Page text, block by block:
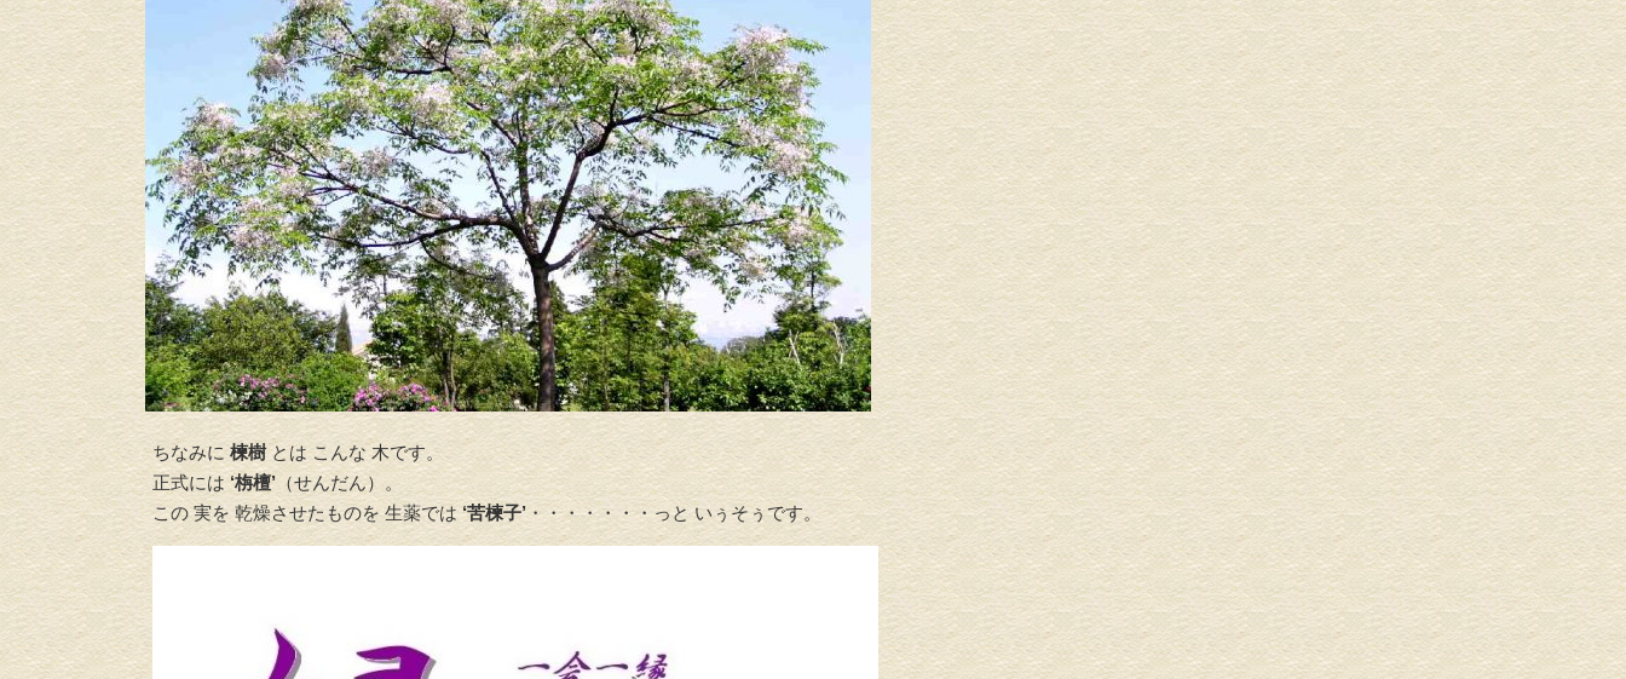
ちなみに 楝樹 とは こんな 木です。
正式には ‘栴檀’ （せんだん）。
この 実を 乾燥させたものを 生薬では ‘苦楝子’ ・・・・・・・っと いぅそぅです。